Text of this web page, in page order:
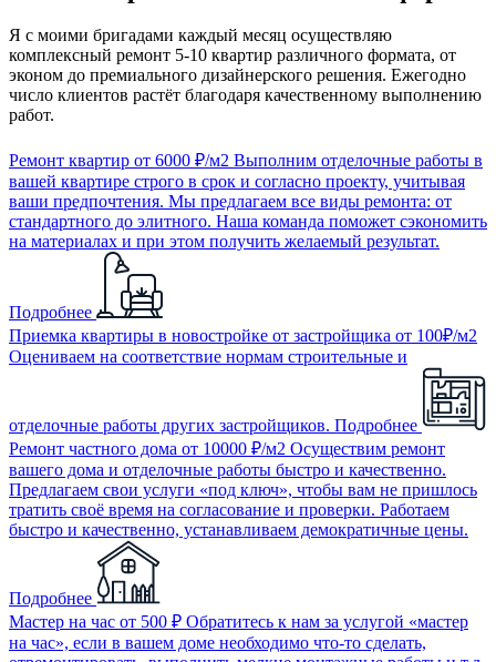
Я с моими бригадами каждый месяц осуществляю
комплексный ремонт 5-10 квартир различного формата, от
эконом до премиального дизайнерского решения. Ежегодно
число клиентов растёт благодаря качественному выполнению
работ.
Ремонт квартир от 6000 ₽/м2 Выполним отделочные работы в
вашей квартире строго в срок и согласно проекту, учитывая
ваши предпочтения. Мы предлагаем все виды ремонта: от
стандартного до элитного. Наша команда поможет сэкономить
на материалах и при этом получить желаемый результат.
Подробнее
Приемка квартиры в новостройке от застройщика от 100₽/м2
Оцениваем на соответствие нормам строительные и
отделочные работы других застройщиков. Подробнее
Ремонт частного дома от 10000 ₽/м2 Осуществим ремонт
вашего дома и отделочные работы быстро и качественно.
Предлагаем свои услуги «под ключ», чтобы вам не пришлось
тратить своё время на согласование и проверки. Работаем
быстро и качественно, устанавливаем демократичные цены.
Подробнее
Мастер на час от 500 ₽ Обратитесь к нам за услугой «мастер
на час», если в вашем доме необходимо что-то сделать,